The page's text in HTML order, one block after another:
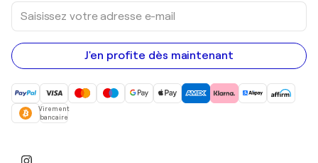
Saisissez
votre
adresse
e-
mail
J'en profite dès maintenant
Virement
bancaire